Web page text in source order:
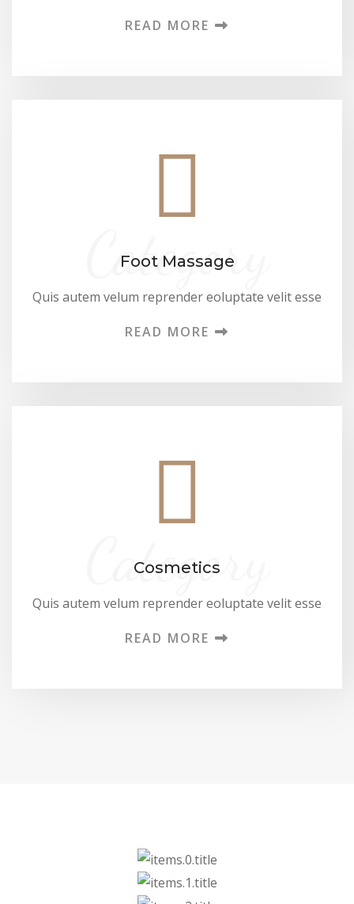
READ MORE
Category
Foot Massage
Quis autem velum reprender eoluptate velit esse
READ MORE
Category
Cosmetics
Quis autem velum reprender eoluptate velit esse
READ MORE